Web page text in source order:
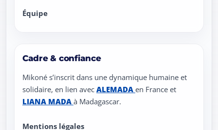
Équipe
Cadre & confiance
Mikoné s’inscrit dans une dynamique humaine et
solidaire, en lien avec ALEMADA en France et
LIANA MADA à Madagascar.
Liens légaux
Mentions légales